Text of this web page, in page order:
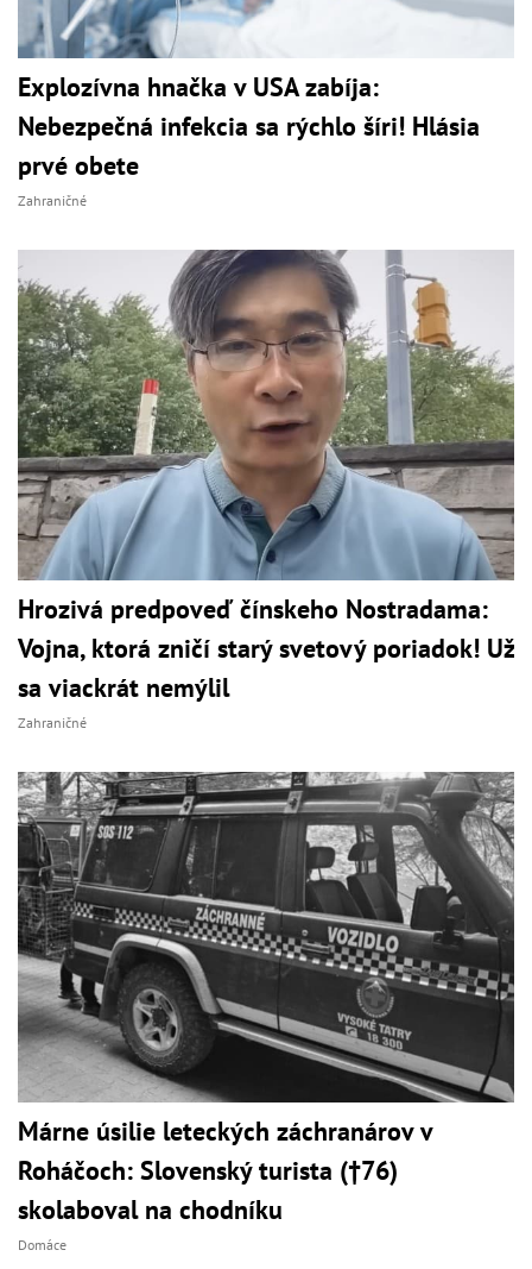
Explozívna hnačka v USA zabíja:
Nebezpečná infekcia sa rýchlo šíri! Hlásia
prvé obete
Zahraničné
Hrozivá predpoveď čínskeho Nostradama:
Vojna, ktorá zničí starý svetový poriadok! Už
sa viackrát nemýlil
Zahraničné
Márne úsilie leteckých záchranárov v
Roháčoch: Slovenský turista (†76)
skolaboval na chodníku
Domáce